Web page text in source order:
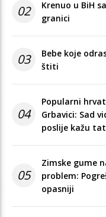
02
Krenuo u BiH
granici
03
Bebe koje
štiti
04
Popularni
Grbavici: Sad
poslije kažu
05
Zimske gume
problem:
opasniji